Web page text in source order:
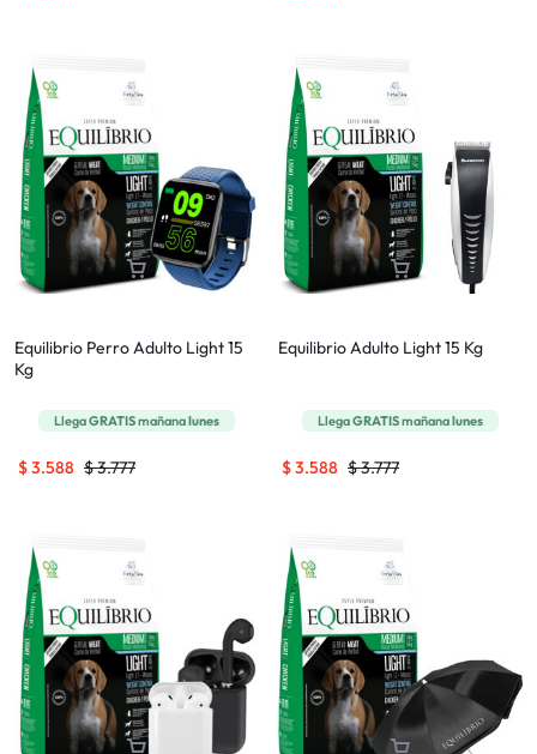
Equilibrio Perro Adulto Light 15
Kg
LlegaGRATISmañanalunes
$3.777
$3.588
Equilibrio Adulto Light 15 Kg
LlegaGRATISmañanalunes
$3.777
$3.588